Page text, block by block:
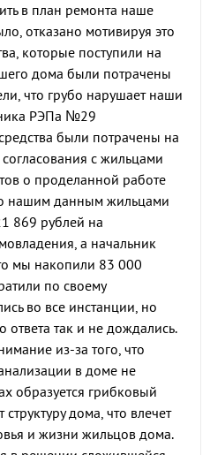
в план ремонта наше
отказано мотивируя это
которые поступили на
дома были потрачены
что грубо нарушает наши
РЭПа №29
были потрачены на
с жильцами
о проделанной работе
нашим данным жильцами
869 рублей на
а начальник
мы накопили 83 000
по своему
во все инстанции, но
ответа так и не дождались.
из-за того, что
в доме не
образуется грибковый
дома, что влечет
и жизни жильцов дома.